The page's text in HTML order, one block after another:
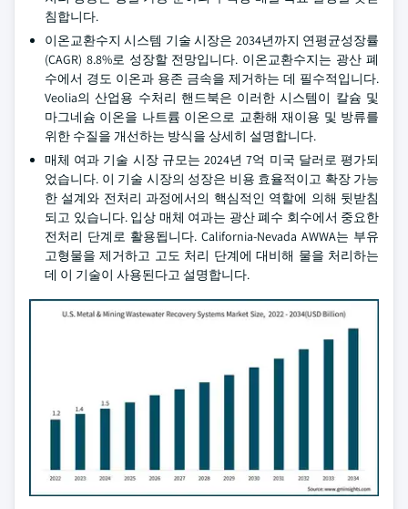
침합니다.
이온교환수지 시스템 기술 시장은 2034년까지 연평균성장률
(CAGR) 8.8%로 성장할 전망입니다. 이온교환수지는 광산 폐
수에서 경도 이온과 용존 금속을 제거하는 데 필수적입니다.
Veolia의 산업용 수처리 핸드북은 이러한 시스템이 칼슘 및
마그네슘 이온을 나트륨 이온으로 교환해 재이용 및 방류를
위한 수질을 개선하는 방식을 상세히 설명합니다.
매체 여과 기술 시장 규모는 2024년 7억 미국 달러로 평가되
었습니다. 이 기술 시장의 성장은 비용 효율적이고 확장 가능
한 설계와 전처리 과정에서의 핵심적인 역할에 의해 뒷받침
되고 있습니다. 입상 매체 여과는 광산 폐수 회수에서 중요한
전처리 단계로 활용됩니다. California-Nevada AWWA는 부유
고형물을 제거하고 고도 처리 단계에 대비해 물을 처리하는
데 이 기술이 사용된다고 설명합니다.